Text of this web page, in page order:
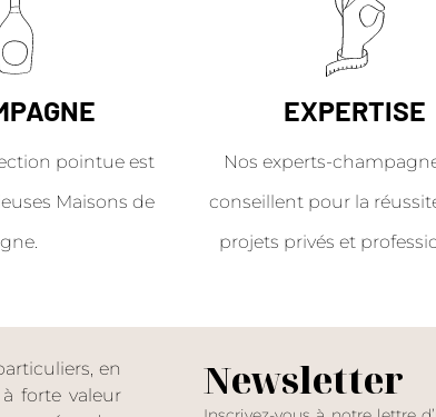
pointue est
Maisons de
EXPERTISE
Nos experts-
conseillent pour la
projets privés et
en
forte valeur
Newsletter